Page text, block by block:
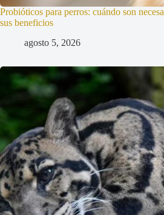
Probióticos para perros: cuándo son
sus beneficios
agosto 5, 2026